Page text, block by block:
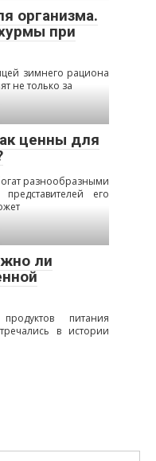
организма.
при
зимнего рациона
не только за
ценны для
разнообразными
его
ли
питания
в истории